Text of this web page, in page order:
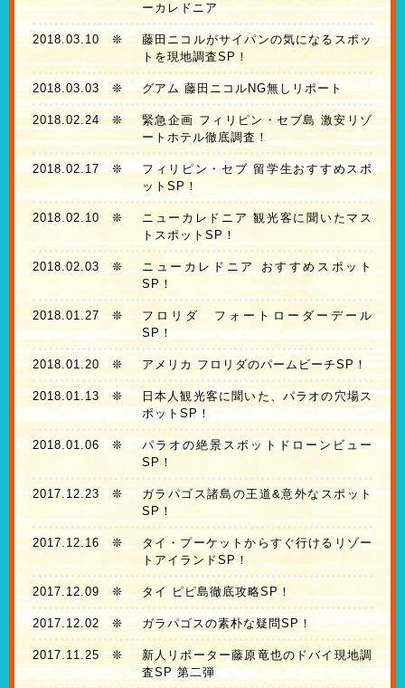
ーカレドニア
2018.03.10 ❊
藤田ニコルがサイパンの気になるスポッ
トを現地調査SP！
2018.03.03❊ グアム 藤田ニコルNG無しリポート
2018.02.24❊
緊急企画 フィリピン・セブ島 激安リゾ
ートホテル徹底調査！
2018.02.17 ❊
フィリピン・セブ 留学生おすすめスポ
ットSP！
2018.02.10 ❊
ニューカレドニア 観光客に聞いたマス
トスポットSP！
2018.02.03 ❊
ニューカレドニア おすすめスポット
SP！
2018.01.27 ❊
フロリダ フォートローダーデール
SP！
2018.01.20 ❊ アメリカ フロリダのパームビーチSP！
2018.01.13❊
日本人観光客に聞いた、パラオの穴場ス
ポットSP！
2018.01.06 ❊
パラオの絶景スポットドローンビュー
SP！
2017.12.23❊
ガラパゴス諸島の王道&意外なスポット
SP！
2017.12.16 ❊
タイ・プーケットからすぐ行けるリゾー
トアイランドSP！
2017.12.09 ❊ タイ ピピ島徹底攻略SP！
2017.12.02 ❊ ガラパゴスの素朴な疑問SP！
2017.11.25❊
新人リポーター藤原竜也のドバイ現地調
査SP 第二弾